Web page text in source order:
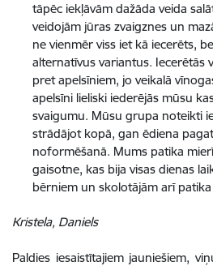
tāpēc iekļāvām dažāda veida
veidojām jūras zvaigznes un
ne vienmēr viss iet kā iecerēts,
alternatīvus variantus. Iecerētās
pret apelsīniem, jo veikalā
apelsīni lieliski iederējās mūsu
svaigumu. Mūsu grupa noteikti
strādājot kopā, gan ēdiena
noformēšanā. Mums patika
gaisotne, kas bija visas dienas
bērniem un skolotājām arī
Kristela, Daniels
Paldies iesaistītajiem jauniešiem,